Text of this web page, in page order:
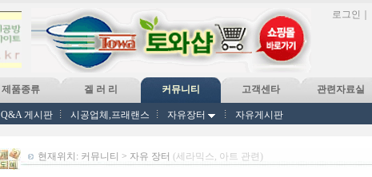
로그인 ｜
제품종류 겔 러 리 커뮤니티 고객센타 관련자료실
Q&A 게시판 시공업체,프래랜스 자유장터 자유게시판
현재위치: 커뮤니티 > 자유 장터 (세라믹스, 아트 관련)